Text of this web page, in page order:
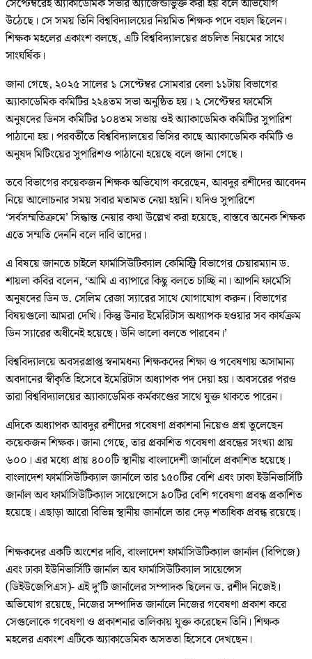
সেপ্টেম্বরেই অ্যাকাডেমিক সভার অ্যাজেন্ডাভুক্ত করা হয় বলে অভিযোগ
উঠেছে। সে সময় তিনি বিশ্ববিদ্যালয়ের নিয়মিত শিক্ষক পদে বহাল ছিলেন।
শিক্ষক মহলের একাংশ বলছে, এটি বিশ্ববিদ্যালয়ের প্রচলিত নিয়মের সাথে
সাংঘর্ষিক।
জানা গেছে, ২০২৫ সালের ১ সেপ্টেম্বর সোমবার বেলা ১১টায় বিভাগের
অ্যাকাডেমিক কমিটির ২২৪তম সভা অনুষ্ঠিত হয়। ২ সেপ্টেম্বর ফার্মেসি
অনুষদের ডিনস কমিটির ১০৪তম সভায় ওই অ্যাকাডেমিক কমিটির সুপারিশ
পাঠানো হয়। পরবর্তীতে বিশ্ববিদ্যালয়ের ভিসির কাছে অ্যাকাডেমিক কমিটি ও
অনুষদ মিটিংয়ের সুপারিশও পাঠানো হয়েছে বলে জানা গেছে।
তবে বিভাগের কয়েকজন শিক্ষক অভিযোগ করেছেন, আবদুর রশীদের আবেদন
নিয়ে আলোচনার সময় সবার মতামত নেয়া হয়নি। যদিও সুপারিশে
‘সর্বসম্মতিক্রমে’ সিদ্ধান্ত নেয়ার কথা উল্লেখ করা হয়েছে, বাস্তবে অনেক শিক্ষক
এতে সম্মতি দেননি বলে দাবি তাদের।
এ বিষয়ে জানতে চাইলে ফার্মাসিউটিক্যাল কেমিস্ট্রি বিভাগের চেয়ারম্যান ড.
শায়লা কবির বলেন, ‘আমি এ ব্যাপারে কিছু বলতে চাচ্ছি না। আপনি ফার্মেসি
অনুষদের ডিন ড. সেলিম রেজা স্যারের সাথে যোগাযোগ করুন। বিভাগের
বিষয়গুলো আমরা দেখি। কিন্তু উনার ইমেরিটাস অধ্যাপক হওয়ার সব কার্যক্রম
ডিন স্যারের অধীনেই হয়েছে। উনি ভালো বলতে পারবেন।’
বিশ্ববিদ্যালয়ে অবসরপ্রাপ্ত স্বনামধন্য শিক্ষকদের শিক্ষা ও গবেষণায় অসামান্য
অবদানের স্বীকৃতি হিসেবে ইমেরিটাস অধ্যাপক পদ দেয়া হয়। অবসরের পরও
তারা বিশ্ববিদ্যালয়ের অ্যাকাডেমিক কর্মকাণ্ডের সাথে যুক্ত থাকতে পারেন।
এদিকে অধ্যাপক আবদুর রশীদের গবেষণা প্রকাশনা নিয়েও প্রশ্ন তুলেছেন
কয়েকজন শিক্ষক। জানা গেছে, তার প্রকাশিত গবেষণা প্রবন্ধের সংখ্যা প্রায়
৬০০। এর মধ্যে প্রায় ৪০০টি স্থানীয় বাংলাদেশী জার্নালে প্রকাশিত হয়েছে।
বাংলাদেশ ফার্মাসিউটিক্যাল জার্নালে তার ১৫০টির বেশি এবং ঢাকা ইউনিভার্সিটি
জার্নাল অব ফার্মাসিউটিক্যাল সায়েন্সেসে ৯০টির বেশি গবেষণা প্রবন্ধ প্রকাশিত
হয়েছে। এছাড়া আরো বিভিন্ন স্থানীয় জার্নালে তার দেড় শতাধিক প্রবন্ধ রয়েছে।
শিক্ষকদের একটি অংশের দাবি, বাংলাদেশ ফার্মাসিউটিক্যাল জার্নাল (বিপিজে)
এবং ঢাকা ইউনিভার্সিটি জার্নাল অব ফার্মাসিউটিক্যাল সায়েন্সেস
(ডিইউজেপিএস)- এই দু’টি জার্নালের সম্পাদক ছিলেন ড. রশীদ নিজেই।
অভিযোগ রয়েছে, নিজের সম্পাদিত জার্নালে নিজের গবেষণা প্রকাশ করে
সেগুলোকে গবেষণা ও প্রকাশনার তালিকায় যুক্ত করেছেন তিনি। শিক্ষক
মহলের একাংশ এটিকে অ্যাকাডেমিক অসততা হিসেবে দেখছেন।